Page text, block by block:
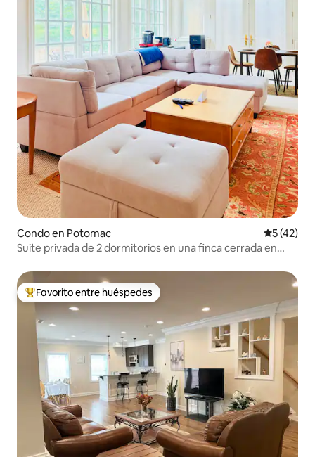
Condo en Potomac
5 (42)
Suite privada de 2 dormitorios en una finca cerrada en
Favorito entre huéspedes preferido
Favorito entre huéspedes